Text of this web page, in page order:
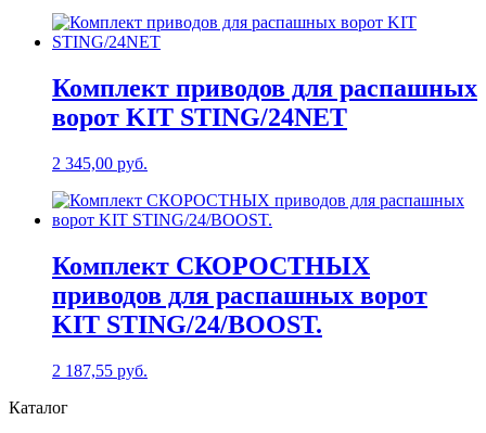
Комплект приводов для распашных
ворот KIT STING/24NET
2 345,00 руб.
Комплект СКОРОСТНЫХ
приводов для распашных ворот
KIT STING/24/BOOST.
2 187,55 руб.
Каталог